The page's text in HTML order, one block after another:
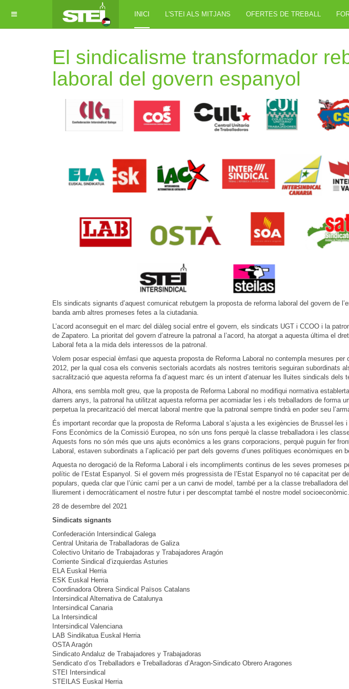
INICI L'STEI ALS MITJANS OFERTES DE TREBALL
El sindicalisme transformador
laboral del govern espanyol
Els sindicats signants d’aquest comunicat rebutgem la proposta de reforma laboral del govern de
banda amb altres promeses fetes a la ciutadania.
L’acord aconseguit en el marc del diàleg social entre el govern, els sindicats UGT i CCOO i la
de Zapatero. La prioritat del govern d’atreure la patronal a l’acord, ha atorgat a aquesta última el
Laboral feta a la mida dels interessos de la patronal.
Volem posar especial èmfasi que aquesta proposta de Reforma Laboral no contempla mesures
2012, per la qual cosa els convenis sectorials acordats als nostres territoris seguiran subordinats
sacralització que aquesta reforma fa d’aquest marc és un intent d’atenuar les lluites sindicals dels
Alhora, ens sembla molt greu, que la proposta de Reforma Laboral no modifiqui normativa
darrers anys, la patronal ha utilitzat aquesta reforma per acomiadar les i els treballadors de
perpetua la precarització del mercat laboral mentre que la patronal sempre tindrà en poder seu
És important recordar que la proposta de Reforma Laboral s’ajusta a les exigències de
Fons Econòmics de la Comissió Europea, no són uns fons perquè la classe treballadora i les
Aquests fons no són més que uns ajuts econòmics a les grans corporacions, perquè puguin fer
Laboral, estaven subordinats a l’aplicació per part dels governs d’unes polítiques econòmiques en
Aquesta no derogació de la Reforma Laboral i els incompliments continus de les seves
polític de l’Estat Espanyol. Si el govern més progressista de l’Estat Espanyol no té capacitat per
populars, queda clar que l’únic camí per a un canvi de model, també per a la classe treballadora
lliurement i democràticament el nostre futur i per descomptat també el nostre model socioeconòmic.
28 de desembre del 2021
Sindicats signants
Confederación Intersindical Galega
Central Unitaria de Traballadoras de Galiza
Colectivo Unitario de Trabajadoras y Trabajadores Aragón
Corriente Sindical d’izquierdas Asturies
ELA Euskal Herria
ESK Euskal Herria
Coordinadora Obrera Sindical Països Catalans
Intersindical Alternativa de Catalunya
Intersindical Canaria
La Intersindical
Intersindical Valenciana
LAB Sindikatua Euskal Herria
OSTA Aragón
Sindicato Andaluz de Trabajadores y Trabajadoras
Sendicato d’os Treballadors e Treballadoras d’Aragon-Sindicato Obrero Aragones
STEI Intersindical
STEILAS Euskal Herria